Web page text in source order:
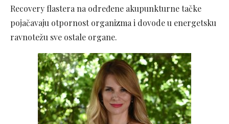
Recovery flastera na određene akupunkturne tačke
pojačavaju otpornost organizma i dovode u energetsku
ravnotežu sve ostale organe.